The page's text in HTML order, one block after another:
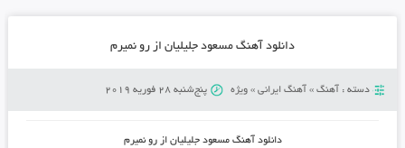
دانلود آهنگ مسعود جلیلیان از رو نمیرم
دسته : آهنگ» آهنگ ایرانی» ویژه پنج‌شنبه 28 فوریه 2019
دانلود آهنگمسعود جلیلیان از رو نمیرم